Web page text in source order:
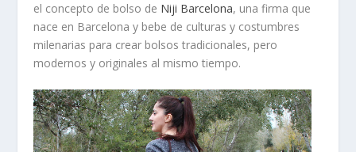
el concepto de bolso de Niji Barcelona, una firma que
nace en Barcelona y bebe de culturas y costumbres
milenarias para crear bolsos tradicionales, pero
modernos y originales al mismo tiempo.